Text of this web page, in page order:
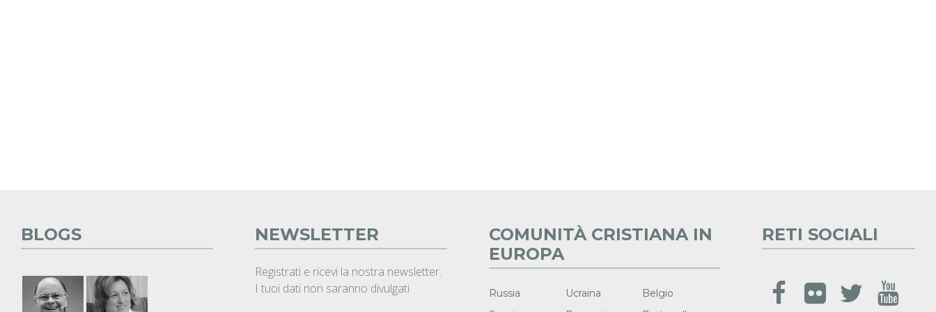
BLOGS NEWSLETTER
Registrati e ricevi la nostra newsletter.
I tuoi dati non saranno divulgati
COMUNITÀ CRISTIANA IN
EUROPA
Russia Ucraina
Belgio
RETI SOCIALI